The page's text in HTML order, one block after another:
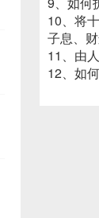
10、将
子息、
11、由
12、如